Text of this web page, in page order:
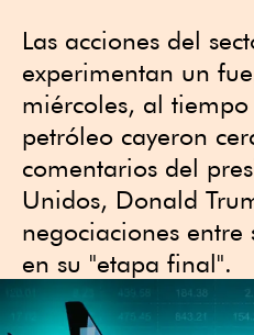
Las acciones del
experimentan un
miércoles, al
petróleo cayeron
comentarios del
Unidos, Donald
negociaciones entre
en su "etapa final".